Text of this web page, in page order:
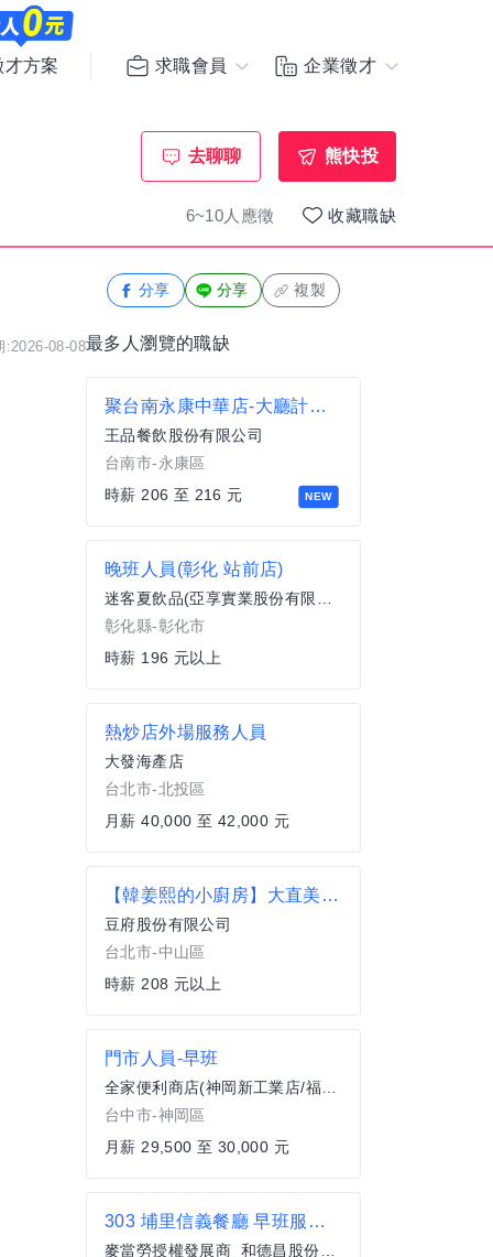
才方案 求職會員 企業徵才
去聊聊 熊快投
6~10人應徵 收藏職缺
:2026-08-08
分享 分享 複製
最多人瀏覽的職缺
NEW
聚台南永康中華店-大廳計時人員.
王品餐飲股份有限公司
台南市-永康區
時薪 206 至 216 元
晚班人員(彰化 站前店)
迷客夏飲品(亞享實業股份有限公司)
彰化縣-彰化市
時薪 196 元以上
熱炒店外場服務人員
大發海產店
台北市-北投區
月薪 40,000 至 42,000 元
【韓姜熙的小廚房】大直美麗華店-外場計時
豆府股份有限公司
台北市-中山區
時薪 208 元以上
門市人員-早班
全家便利商店(神岡新工業店/福億商店)
台中市-神岡區
月薪 29,500 至 30,000 元
303 埔里信義餐廳 早班服務員(兼職)
麥當勞授權發展商_和德昌股份有限公司